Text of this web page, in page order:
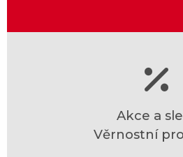
Akce a
Věrnostní